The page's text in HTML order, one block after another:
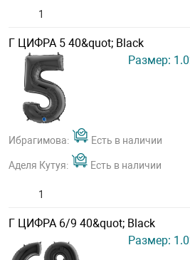
Г ЦИФРА 5 40&quot; Black
Размер:
Ибрагимова: Есть в наличии
Аделя Кутуя: Есть в наличии
Г ЦИФРА 6/9 40&quot; Black
Размер: